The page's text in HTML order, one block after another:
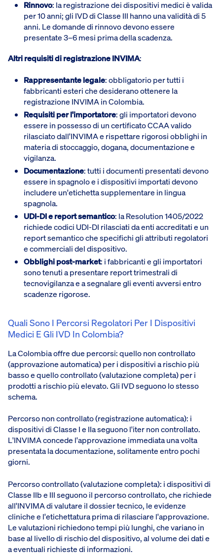
Rinnovo: la registrazione dei dispositivi medici è valida
per 10 anni; gli IVD di Classe III hanno una validità di 5
anni. Le domande di rinnovo devono essere
presentate 3–6 mesi prima della scadenza.
Altri requisiti di registrazione INVIMA:
Rappresentante legale: obbligatorio per tutti i
fabbricanti esteri che desiderano ottenere la
registrazione INVIMA in Colombia.
Requisiti per l'importatore: gli importatori devono
essere in possesso di un certificato CCAA valido
rilasciato dall'INVIMA e rispettare rigorosi obblighi in
materia di stoccaggio, dogana, documentazione e
vigilanza.
Documentazione: tutti i documenti presentati devono
essere in spagnolo e i dispositivi importati devono
includere un'etichetta supplementare in lingua
spagnola.
UDI-DI e report semantico: la Resolution 1405/2022
richiede codici UDI-DI rilasciati da enti accreditati e un
report semantico che specifichi gli attributi regolatori
e commerciali del dispositivo.
Obblighi post-market: i fabbricanti e gli importatori
sono tenuti a presentare report trimestrali di
tecnovigilanza e a segnalare gli eventi avversi entro
scadenze rigorose.
Quali Sono I Percorsi Regolatori Per I Dispositivi
Medici E Gli IVD In Colombia?
La Colombia offre due percorsi: quello non controllato
(approvazione automatica) per i dispositivi a rischio più
basso e quello controllato (valutazione completa) per i
prodotti a rischio più elevato. Gli IVD seguono lo stesso
schema.
Percorso non controllato (registrazione automatica): i
dispositivi di Classe I e IIa seguono l'iter non controllato.
L'INVIMA concede l'approvazione immediata una volta
presentata la documentazione, solitamente entro pochi
giorni.
Percorso controllato (valutazione completa): i dispositivi di
Classe IIb e III seguono il percorso controllato, che richiede
all'INVIMA di valutare il dossier tecnico, le evidenze
cliniche e l'etichettatura prima di rilasciare l'approvazione.
Le valutazioni richiedono tempi più lunghi, che variano in
base al livello di rischio del dispositivo, al volume dei dati e
a eventuali richieste di informazioni.